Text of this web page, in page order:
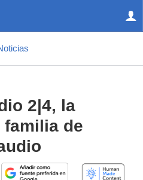
2|4, la
familia de